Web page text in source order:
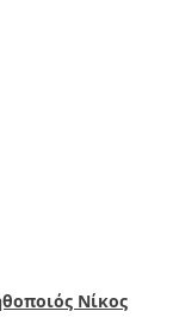
Νίκος